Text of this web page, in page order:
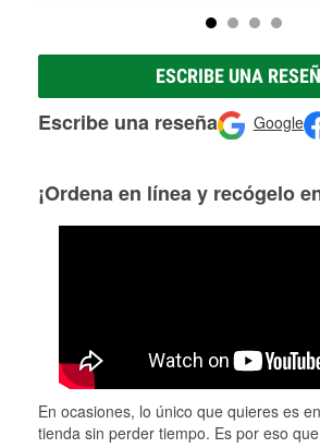
ESCRIBE UNA
Escribe una reseña Google
¡Ordena en línea y recógelo
En ocasiones, lo único que quieres es
tienda sin perder tiempo. Es por eso